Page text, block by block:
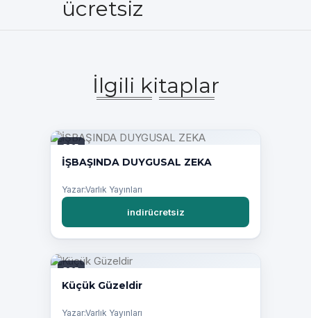
ücretsiz
İlgili kitaplar
PDF
İŞBAŞINDA DUYGUSAL ZEKA
Yazar:Varlık Yayınları
indirücretsiz
PDF
Küçük Güzeldir
Yazar:Varlık Yayınları